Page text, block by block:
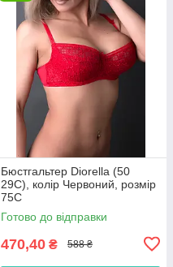
Бюстгальтер Diorella (50
29C), колір Червоний, розмір
75C
Готово до відправки
470,40 ₴ 588 ₴